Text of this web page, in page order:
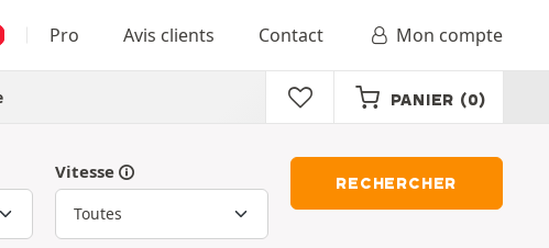
Pro Avis clients Contact Mon compte
PANIER (0)
Vitesse
RECHERCHER